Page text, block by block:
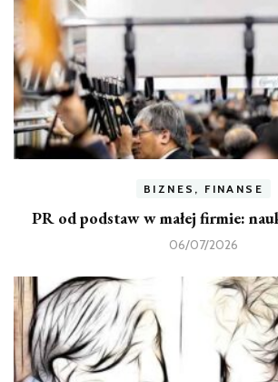
BIZNES, FINANSE
PR od podstaw w małej firmie:
06/07/2026